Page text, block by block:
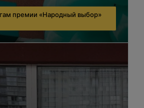
премии «Народный выбор»